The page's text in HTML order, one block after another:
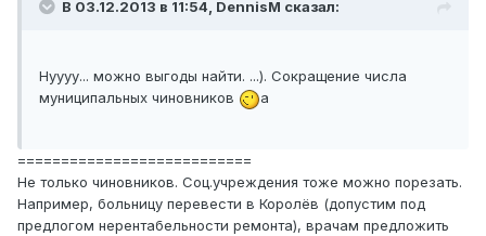
В 03.12.2013 в 11:54, DennisM сказал:
Нуууу... можно выгоды найти. ...). Сокращение числа
муниципальных чиновников
а
===========================
Не только чиновников. Соц.учреждения тоже можно порезать.
Например, больницу перевести в Королёв (допустим под
предлогом нерентабельности ремонта), врачам предложить